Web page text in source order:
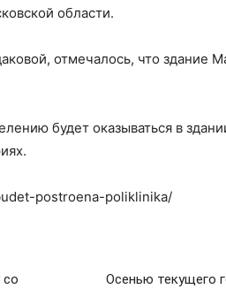
области.
отмечалось, что здание
будет оказываться в
postroena-poliklinika/
со
Осенью текущего